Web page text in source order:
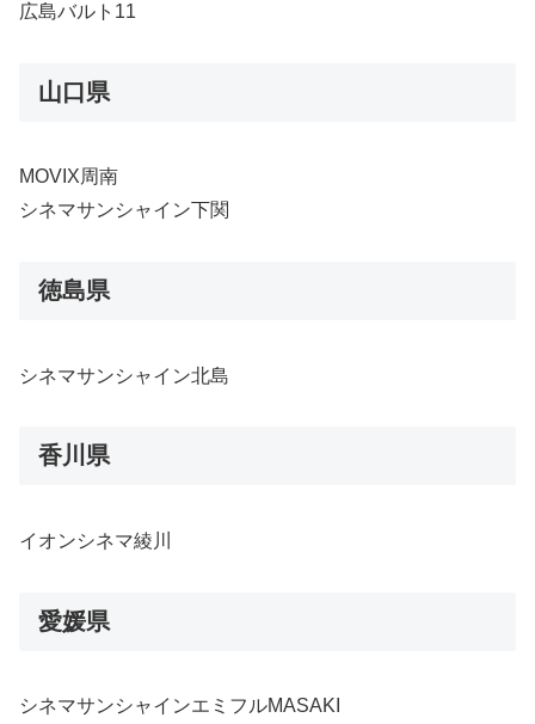
広島バルト11
山口県
MOVIX周南
シネマサンシャイン下関
徳島県
シネマサンシャイン北島
香川県
イオンシネマ綾川
愛媛県
シネマサンシャインエミフルMASAKI